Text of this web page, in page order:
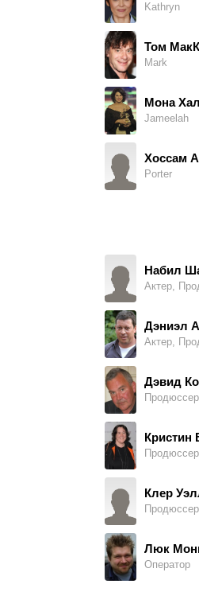
Kathryn
Том
Mark
Мона
Jameelah
Хоссам
Porter
Набил
Актер,
Дэниэл
Актер,
Дэвид
Продюссер
Кристин
Продюссер
Клер
Продюссер
Люк
Оператор